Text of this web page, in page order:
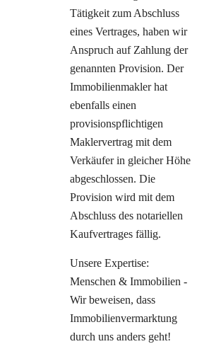
Tätigkeit zum Abschluss
eines Vertrages, haben wir
Anspruch auf Zahlung der
genannten Provision. Der
Immobilienmakler hat
ebenfalls einen
provisionspflichtigen
Maklervertrag mit dem
Verkäufer in gleicher Höhe
abgeschlossen. Die
Provision wird mit dem
Abschluss des notariellen
Kaufvertrages fällig.
Unsere Expertise:
Menschen & Immobilien -
Wir beweisen, dass
Immobilienvermarktung
durch uns anders geht!